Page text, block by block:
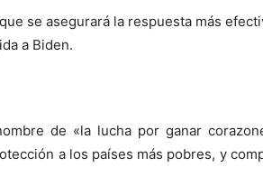
se asegurará la respuesta más
a Biden.
de «la lucha por ganar
a los países más pobres, y